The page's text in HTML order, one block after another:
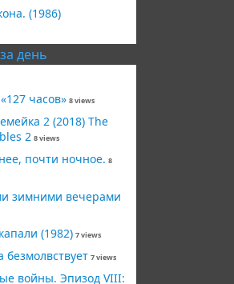
(1986)
день
часов» 8 views
2 (2018) The
2 8 views
почти ночное. 8
зимними вечерами
(1982) 7 views
безмолвствует 7 views
войны. Эпизод VIII: